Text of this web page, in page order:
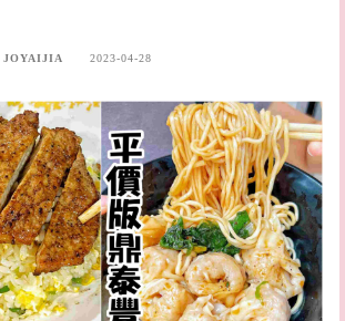
JOYAIJIA 2023-04-28